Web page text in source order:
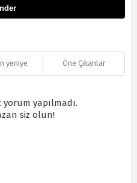
yeniye Öne Çıkanlar
yapılmadı.
siz olun!